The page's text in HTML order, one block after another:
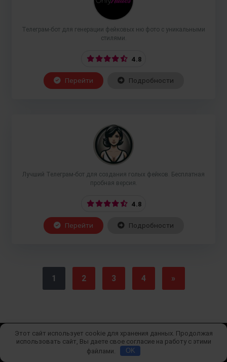
Телеграм-бот для генерации фейковых ню фото с уникальными
стилями.
4.8
Перейти Подробности
Лучший Телеграм-бот для создания голых фейков. Бесплатная
пробная версия.
4.8
Перейти Подробности
1 2 3 4 »
© Copyright 2026 Боты раздеваторы 18+ 👙🔞
Контакты|Политика конфиденциальности
Этот сайт использует cookie для хранения данных. Продолжая
использовать сайт, Вы даете свое согласие на работу с этими
файлами.
OK